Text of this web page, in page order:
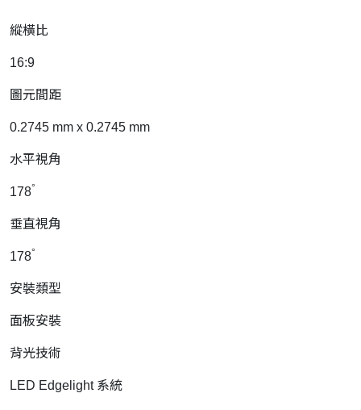
縱橫比
16:9
圖元間距
0.2745 mm x 0.2745 mm
水平視角
178°
垂直視角
178°
安裝類型
面板安裝
背光技術
LED Edgelight 系統